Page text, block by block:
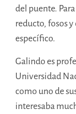
del puente.
reducto, fosos
específico.
Galindo es
Universidad
como uno de
interesaba